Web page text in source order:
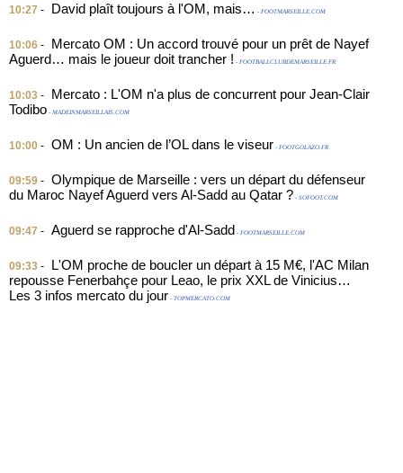
10:27 - David plaît toujours à l'OM, mais… - FOOTMARSEILLE.COM
10:06 -
Mercato OM : Un accord trouvé pour un prêt de Nayef
Aguerd… mais le joueur doit trancher ! - FOOTBALLCLUBDEMARSEILLE.FR
10:03 -
Mercato : L'OM n'a plus de concurrent pour Jean-Clair
Todibo - MADEINMARSEILLAIS.COM
10:00 - OM : Un ancien de l’OL dans le viseur - FOOTGOLAZO.FR
09:59 - Olympique de Marseille : vers un départ du défenseur
du Maroc Nayef Aguerd vers Al-Sadd au Qatar ? - SOFOOT.COM
09:47 - Aguerd se rapproche d'Al-Sadd - FOOTMARSEILLE.COM
09:33 -
L'OM proche de boucler un départ à 15 M€, l'AC Milan
repousse Fenerbahçe pour Leao, le prix XXL de Vinicius…
Les 3 infos mercato du jour - TOPMERCATO.COM